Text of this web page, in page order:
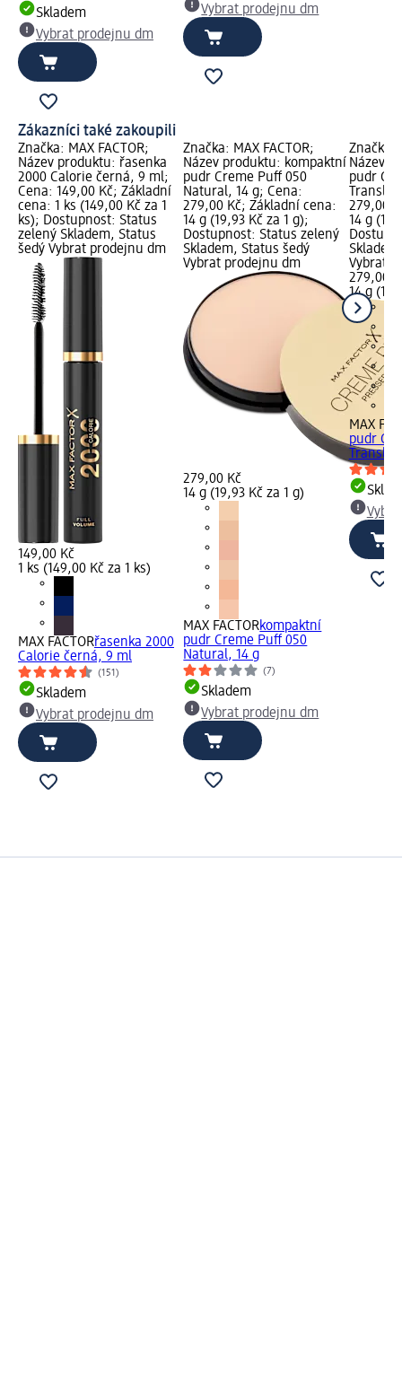
Skladem
Vybrat prodejnu dm
Vybrat prodejnu dm
Zákazníci také zakoupili
Značka: MAX FACTOR;
Název produktu: řasenka
2000 Calorie černá, 9 ml;
Cena: 149,00 Kč; Základní
cena: 1 ks (149,00 Kč za 1
ks); Dostupnost: Status
zelený Skladem, Status
šedý Vybrat prodejnu dm
149,00 Kč
1 ks (149,00 Kč za 1 ks)
MAX FACTORřasenka 2000
Calorie černá, 9 ml
(151)
Skladem
Vybrat prodejnu dm
Značka: MAX FACTOR;
Název produktu: kompaktní
pudr Creme Puff 050
Natural, 14 g; Cena:
279,00 Kč; Základní cena:
14 g (19,93 Kč za 1 g);
Dostupnost: Status zelený
Skladem, Status šedý
Vybrat prodejnu dm
279,00 Kč
14 g (19,93 Kč za 1 g)
MAX FACTORkompaktní
pudr Creme Puff 050
Natural, 14 g
(7)
Skladem
Vybrat prodejnu dm
Značka:
Název
pudr
279,00
14 g
Vybrat
279,00
14 g
MAX
pudr